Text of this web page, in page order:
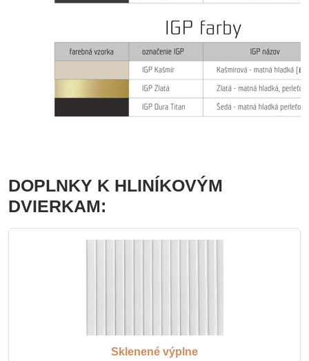
DOPLNKY K HLINÍKOVÝM
DVIERKAM:
Sklenené výplne